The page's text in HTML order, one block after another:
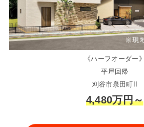
《ハーフオーダー》
平屋回帰
刈谷市泉田町II
4,480万円～